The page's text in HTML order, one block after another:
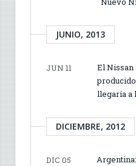
JUNIO, 2013
JUN 11
El
llegaría a
DICIEMBRE, 2012
DIC 05